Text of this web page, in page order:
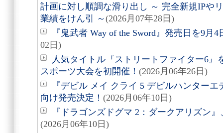
計画に対し順調な滑り出し ～ 完全新規IPや
業績をけん引 ～ (2026月07年28日)
『鬼武者 Way of the Sword』発売日を9月
02日)
人気タイトル『ストリートファイター6』
スポーツ大会を初開催！ (2026月06年26日)
『デビル メイ クライ 5 デビルハンターエ
向け発売決定！ (2026月06年10日)
『ドラゴンズドグマ 2：ダークアリズン
(2026月06年10日)